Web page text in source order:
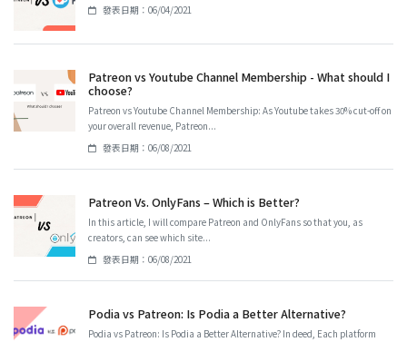
發表日期：06/04/2021
Patreon vs Youtube Channel Membership - What should I
choose?
Patreon vs Youtube Channel Membership: As Youtube takes 30% cut-off on
your overall revenue, Patreon...
發表日期：06/08/2021
Patreon Vs. OnlyFans – Which is Better?
In this article, I will compare Patreon and OnlyFans so that you, as
creators, can see which site...
發表日期：06/08/2021
Podia vs Patreon: Is Podia a Better Alternative?
Podia vs Patreon: Is Podia a Better Alternative? In deed, Each platform